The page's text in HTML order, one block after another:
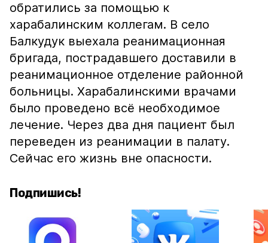
обратились за помощью к
харабалинским коллегам. В село
Балкудук выехала реанимационная
бригада, пострадавшего доставили в
реанимационное отделение районной
больницы. Харабалинскими врачами
было проведено всё необходимое
лечение. Через два дня пациент был
переведен из реанимации в палату.
Сейчас его жизнь вне опасности.
Подпишись!